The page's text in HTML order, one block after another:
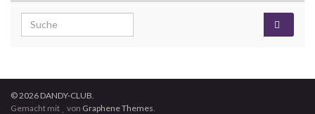
Search for:
© 2026 DANDY-CLUB.
Gemacht mit
von Graphene Themes